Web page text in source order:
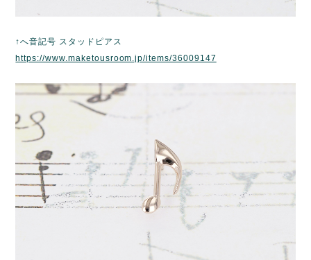
↑へ音記号 スタッドピアス
https://www.maketousroom.jp/items/36009147